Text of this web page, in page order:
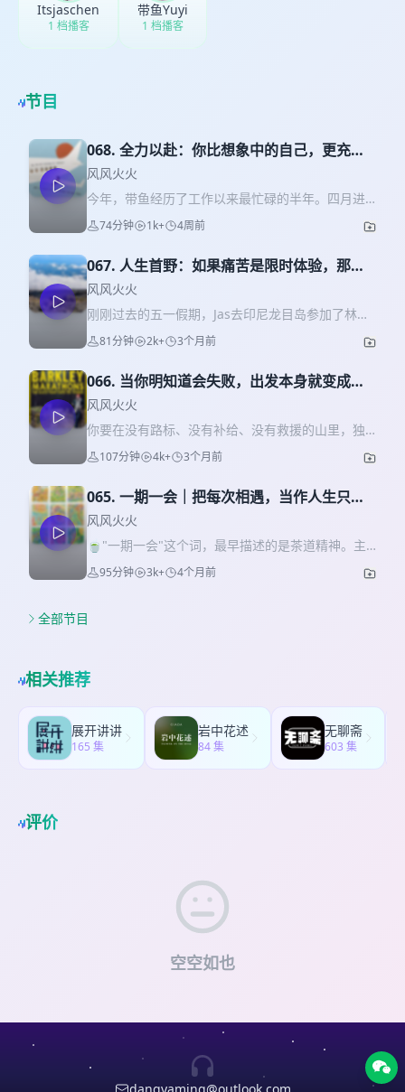
Itsjaschen
1 档播客
带鱼Yuyi
1 档播客
节目
068. 全力以赴：你比想象中的自己，更充满
可能性
风风火火
今年，带鱼经历了工作以来最忙碌的半年。四月进
入新岗位，接手从来没人做过的新项目，在陌生的
领域、新的老板、极限的时间线里，把一个别人通
不断被推到自己的舒适圈外，不知道自己不知道什
么，不知道下一步会遇到什么问题，只能靠自己“死
磕到底”。 这一期节目，我们想聊的就是这种真实发
生职场里的成长时刻。当所有经验都失效的时候，
怎么才能拿到结果？ * 决定开始之后，就把自己调
定义终点，再倒推路径 * “兜底思维”：提前想好最坏
的情况，排除风险，准备Plan B, C, D * 构建自己的
支持体系：成长不是自己一个人的事儿，要借力而
不是硬扛 当不给自己留退路的时候，焦虑反而消失
了，因为脑子终于开始解决问题，而不是不停想象
资源。后来愈加发现，能力是在一次次解决问题里
长出来的，资源是在一个个靠谱行动之后争取来
的，底气也是一次次全力以赴里建立起来的。相信
自己可以成为那个创造条件的人，而不是等待条件
候，带鱼想到的是忙碌；半年后的今天，她更愿意
你比想象中的自己，更充满可能性。 【👩主播简
介】 * Jasmine: 底色是旺盛的好奇心和乐观主义，
热爱网球/户外/晒太阳，去过更宽阔和明亮的生活
（全网同名：jaswanders） * 带鱼：热爱人间的体
验家，寰宇瑜伽和营养学爱好者，探索身心平衡的
艺术，传播/快消/大健康赛道（全网同名：带鱼
用丰盛的生命力去感知和表达。欢迎和我们一起“风
风火火享受人生”！ 在这里，我们聊与自己、与他
人、与世界的关系，聊与成长、与爱、与生活本身
有关的一切话题。我们坦诚分享，也期待不同观点
的碰撞。 我们想成为你慵懒放松时的背景音乐、疲
惫困顿时的移动电源、探索美妙世界时的拍立得、
迎在小宇宙/喜马拉雅/荔枝/QQ音乐/网易云音
乐/Apple Podcast/Spotify/微信公众号等平台订阅
和收听 谢谢你的收听，期待与你连接
74分钟 1k+ 4周前
067. 人生首野：如果痛苦是限时体验，那意
志就是不限量的补给
风风火火
刚刚过去的五一假期，Jas去印尼龙目岛参加了林贾
尼火山越野赛，她真正意义上的第一场越野赛。36
公里，3179米爬升，半夜12点出发，15小时关门。
走出那座大山。 我很难想象她到底经历了什么：热
带高温和山顶紫外线把大腿晒成通红一片；松散的
火山碎石上走两步滑一步，狭窄的山路旁就是悬
崖；明明山顶就在眼前，两公里却耗掉两个小时；
鞋里灌满砂石，脚上磨出水泡，脚趾缝里全是洗不
时一路摔跤，在月亮再次升起时怀疑人生。 但也是
在这座山上，她看到了头灯连成的银河挂在山脊线
上，看到了破晓时分左手日出云海、右手月色火山
湖的日月同辉，也看到了人在极限条件下对痛苦的
耐受，远超自己的想象。 还有那些在最艰难时刻涌
风景的期待；出发后，她更了解自己了。 她说：林
说：那就谢谢大山，给了你这份今年最好的礼物。
【👩主播简介】 * Jasmine: 底色是旺盛的好奇心和
乐观主义，热爱网球/户外/晒太阳，去过更宽阔和明
亮的生活（全网同名：jaswanders） * 带鱼：热爱
风火火》是两个都市女孩儿的日常畅谈类节目，一
档“氧气播客”。我们炽烈地爱和成长，用丰盛的生命
力去感知和表达。欢迎和我们一起“风风火火享受人
系，聊与成长、与爱、与生活本身有关的一切话
动电源、探索美妙世界时的拍立得、平凡普通日子
里的冰镇起泡酒。 去经历、去探索、去感受。 世界
就是我们的游乐场，一起来玩吧！ 欢迎在小宇宙/喜
马拉雅/荔枝/QQ音乐/网易云音乐/Apple
81分钟 2k+ 3个月前
066. 当你明知道会失败，出发本身就变成答
案｜香港四径×巴克利越野赛
风风火火
你要在没有路标、没有补给、没有救援的山里，独
自待上三天三夜；要在精力耗尽、方向感崩塌的时
候，继续往前走；要在明知道大概率会失败的前提
有这样的比赛，而且每年都有人主动报名。 本期节
目，我们聊了两场几乎不可能完成的越野赛：一场
是香港的四径挑战，要在60小时内跑完298公里；另
一场是美国的巴克利马拉松，30年里只有20个人完
成过。它们没有奖金，没有奖牌，甚至不鼓励你完
最接近终点的时候停下，因为他发现自己已经得到
苦”。他们在追求的，可能是一种在日常生活里很难
获得的体验：你往前走，你就真的在前进；你停下
来，一切就此停止。没有运气，没有他人评价，没
有延迟兑现的回报，只有此刻的身体和选择。 也许
到的时候，而是你还不知道自己是谁的时候。 朋友
们，你有没有做过这样一件事：明知道可能失败，
但还是选择开始？欢迎在评论区和我们分享，你人
生里的那一段“没苦硬吃”。 【👩主播简介】 *
Jasmine: 底色是旺盛的好奇心和乐观主义，热爱网
球/户外/晒太阳，去过更宽阔和明亮的生活（全网同
播/快消/大健康赛道（全网同名：带鱼Yuyi）
🎵BGM: MT1990 - COOL&CHILL 🎈联系我们 进听
友群，请添加微信：hi_lively 商务合作，请添加微
信：FFHH-01 听友来信，发送至邮箱：
107分钟 4k+ 3个月前
065. 一期一会｜把每次相遇，当作人生只有
一次的珍贵
风风火火
🍵"一期一会"这个词，最早描述的是茶道精神。主
人以"此生只为你泡一次茶"的心意待客，客人以"此
生只喝这一杯"的心意品茶。这么短暂的相遇，所以
定"下次再见"，却再也没有下次；低谷时向你伸出手
的人，后来也慢慢没有联系。 我们常常用"能持续多
久"来衡量一段关系的价值。认识十年的朋友，似乎
总比认识三天的人更重要。于是我们下意识地问自
己：如果一段关系注定短暂，我们是不是就应该保
持“抽离”？还是说，正因为短暂，我们反而更应该
的感觉。大学时的欧莱雅校园挑战赛，一群人通宵
打磨的campaign虽然没进决赛，但那个创意方案，
后来以另一种方式活下来了。 你会发现，有些关系
分，变成你看世界的方式，变成你后来对他人更柔
开。 朋友们，你有没有过这样的一次相遇？短暂、
没有后续，但在很多年之后，依然会被想起。 欢迎
在评论区和我们分享你的「一期一会」。 【👩主播
简介】 * Jasmine: 底色是旺盛的好奇心和乐观主
95分钟 3k+ 4个月前
全部节目
相关推荐
展开讲讲
165 集
岩中花述
84 集
无聊斋
603 集
评价
空空如也